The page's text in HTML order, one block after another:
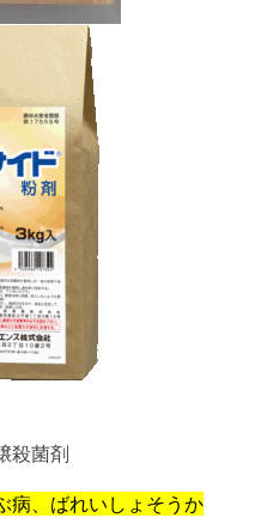
殺菌剤
病、ばれいしょそうか